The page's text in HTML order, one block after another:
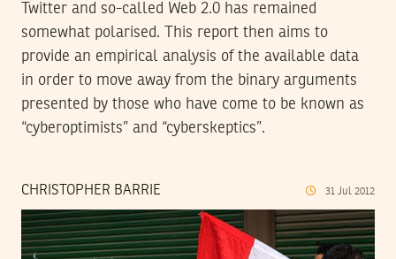
Twitter and so-called Web 2.0 has remained
somewhat polarised. This report then aims to
provide an empirical analysis of the available data
in order to move away from the binary arguments
presented by those who have come to be known as
“cyberoptimists” and “cyberskeptics”.
CHRISTOPHER BARRIE 31 Jul 2012